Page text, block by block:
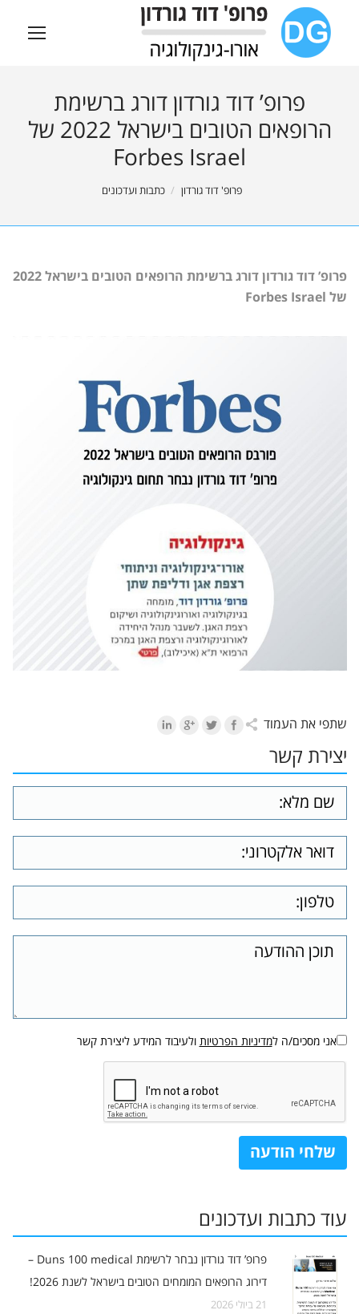
פרופ’ דוד גורדון דורג ברשימת
הרופאים הטובים בישראל 2022 של
Forbes Israel
פרופ' דוד גורדון כתבות ועדכונים
פרופ’ דוד גורדון דורג ברשימת הרופאים הטובים בישראל 2022
של Forbes Israel
שתפי את העמוד
יצירת קשר
אני מסכים/ה למדיניות הפרטיות ולעיבוד המידע ליצירת קשר
עוד כתבות ועדכונים
פרופ’ דוד גורדון נבחר לרשימת Duns 100 medical –
דירוג הרופאים המומחים הטובים בישראל לשנת 2026!
21 ביולי 2026